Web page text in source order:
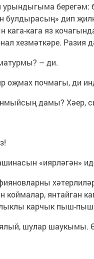
берегәм:
булдырасың» дип
кага-кага яз
хезмәткәре. Разия
– ди.
оҗмах почмагы, ди
дамы? Хәер,
«иярләгән»
коймалар, янтайган
карчык пыш-
шулар шаукымы.